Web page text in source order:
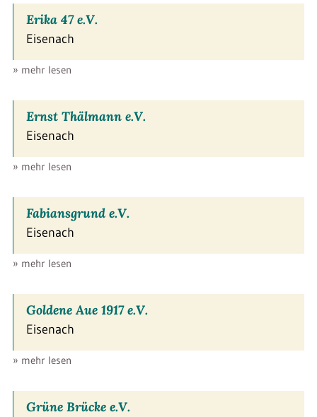
Erika 47 e.V.
Eisenach
» mehr lesen
Ernst Thälmann e.V.
Eisenach
» mehr lesen
Fabiansgrund e.V.
Eisenach
» mehr lesen
Goldene Aue 1917 e.V.
Eisenach
» mehr lesen
Grüne Brücke e.V.